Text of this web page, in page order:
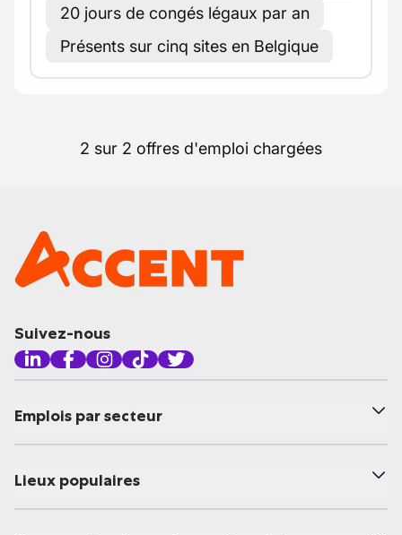
20 jours de congés légaux par an
Présents sur cinq sites en Belgique
2 sur 2 offres d'emploi chargées
Suivez-nous
Emplois par secteur
Lieux populaires